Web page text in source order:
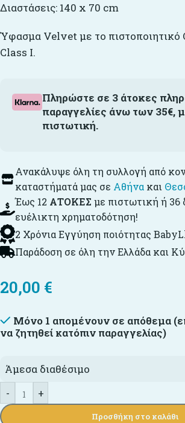
Διαστάσεις: 140 x 70 cm
Ύφασμα Velvet με το πιστοποιητικό
Class I.
Πληρώστε σε 3 άτοκες
παραγγελίες άνω των 35€,
πιστωτική.
Ανακάλυψε όλη τη συλλογή από
καταστήματά μας σε Αθήνα και
Έως 12 ΑΤΟΚΕΣ με πιστωτική ή 36
ευέλικτη χρηματοδότηση!
2 Χρόνια Εγγύηση ποιότητας
Παράδοση σε όλη την Ελλάδα και
20,00 €
Μόνο 1 απομένουν σε απόθεμα
να ζητηθεί κατόπιν παραγγελίας)
Άμεσα διαθέσιμο
-
+
Προσθήκη στο καλάθι